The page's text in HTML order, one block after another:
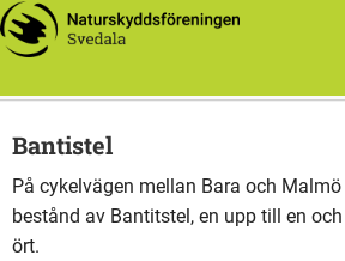
Bantistel
På cykelvägen mellan Bara och
bestånd av Bantitstel, en upp till en
ört.